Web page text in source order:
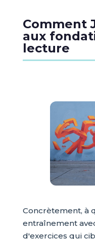
Comment
aux
lecture
Concrètement, à
entraînement
d'exercices qui